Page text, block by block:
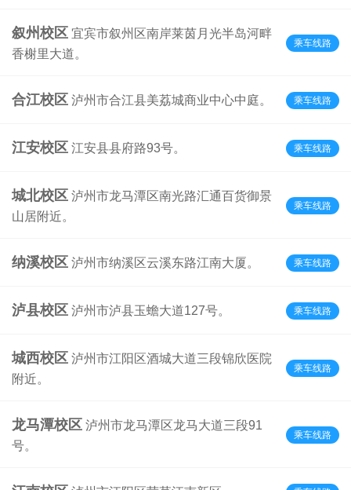
叙州校区 宜宾市叙州区南岸莱茵月光半岛河畔
香榭里大道。
乘车线路
合江校区 泸州市合江县美荔城商业中心中庭。 乘车线路
江安校区 江安县县府路93号。 乘车线路
城北校区 泸州市龙马潭区南光路汇通百货御景
山居附近。
乘车线路
纳溪校区 泸州市纳溪区云溪东路江南大厦。 乘车线路
泸县校区 泸州市泸县玉蟾大道127号。 乘车线路
城西校区 泸州市江阳区酒城大道三段锦欣医院
附近。
乘车线路
龙马潭校区 泸州市龙马潭区龙马大道三段91
号。
乘车线路